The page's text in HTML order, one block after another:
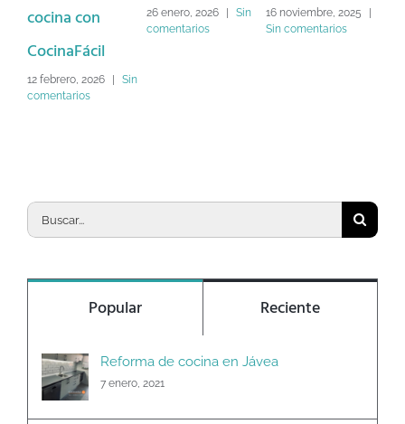
cocina con
CocinaFácil
12 febrero, 2026
Sin
comentarios
26 enero, 2026
Sin
comentarios
16 noviembre, 2025
Sin comentarios
Buscar:
Popular Reciente
Reforma de cocina en Jávea
7 enero, 2021